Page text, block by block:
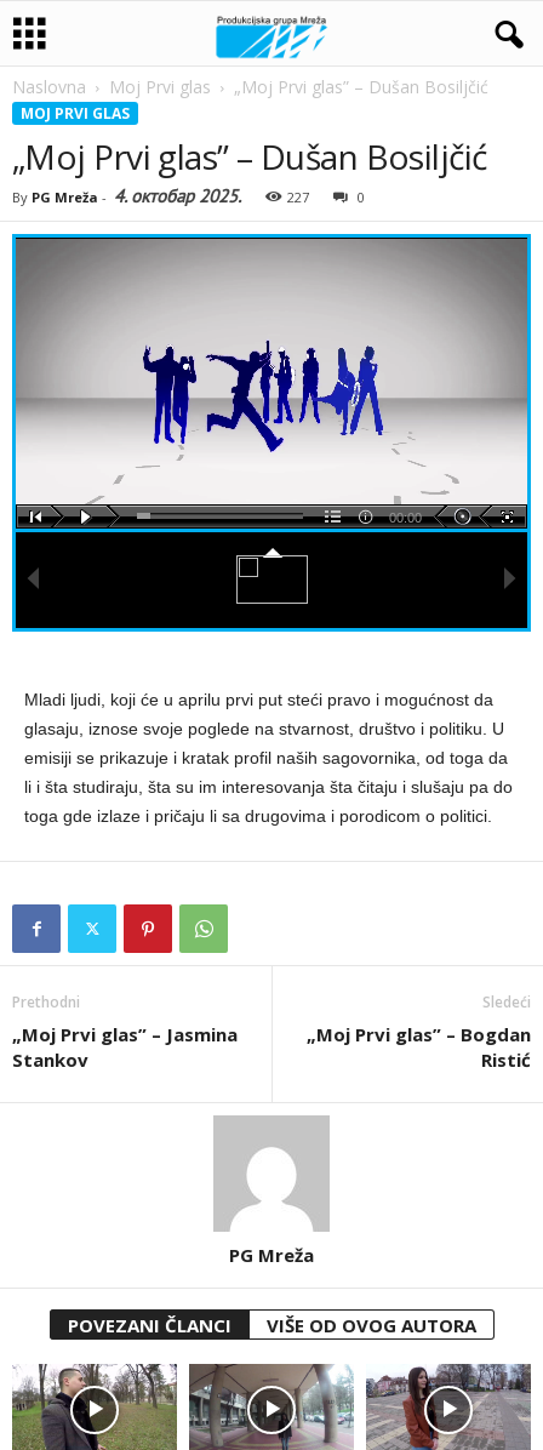
Naslovna Moj Prvi glas „Moj Prvi glas” – Dušan Bosiljčić
MOJ PRVI GLAS
„Moj Prvi glas” – Dušan Bosiljčić
By PG Mreža - 4. октобар 2025. 227 0
00:00
Mladi ljudi, koji će u aprilu prvi put steći pravo i mogućnost da
glasaju, iznose svoje poglede na stvarnost, društvo i politiku. U
emisiji se prikazuje i kratak profil naših sagovornika, od toga da
li i šta studiraju, šta su im interesovanja šta čitaju i slušaju pa do
toga gde izlaze i pričaju li sa drugovima i porodicom o politici.
Prethodni
„Moj Prvi glas” – Jasmina
Stankov
Sledeći
„Moj Prvi glas” – Bogdan
Ristić
PG Mreža
POVEZANI ČLANCI VIŠE OD OVOG AUTORA